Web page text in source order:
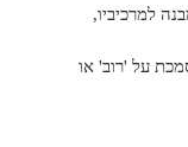
למרכיביו,
על 'רוב' או